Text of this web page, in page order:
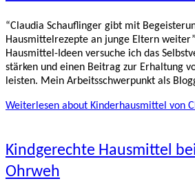
“Claudia Schauflinger gibt mit
Hausmittelrezepte an junge Eltern
Hausmittel-Ideen versuche ich das
stärken und einen Beitrag zur Erhaltung
leisten. Mein Arbeitsschwerpunkt als
Weiterlesen about Kinderhausmittel von
Kindgerechte Hausmittel
Ohrweh